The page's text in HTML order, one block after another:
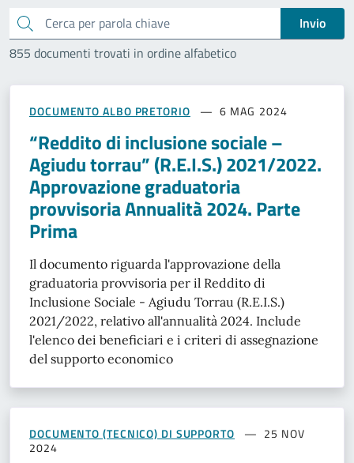
Cerca
Invio
855 documenti trovati in ordine alfabetico
DOCUMENTO ALBO PRETORIO 6 MAG 2024
“Reddito di inclusione sociale –
Agiudu torrau” (R.E.I.S.) 2021/2022.
Approvazione graduatoria
provvisoria Annualità 2024. Parte
Prima
Il documento riguarda l'approvazione della
graduatoria provvisoria per il Reddito di
Inclusione Sociale - Agiudu Torrau (R.E.I.S.)
2021/2022, relativo all'annualità 2024. Include
l'elenco dei beneficiari e i criteri di assegnazione
del supporto economico
DOCUMENTO (TECNICO) DI SUPPORTO
25 NOV
2024